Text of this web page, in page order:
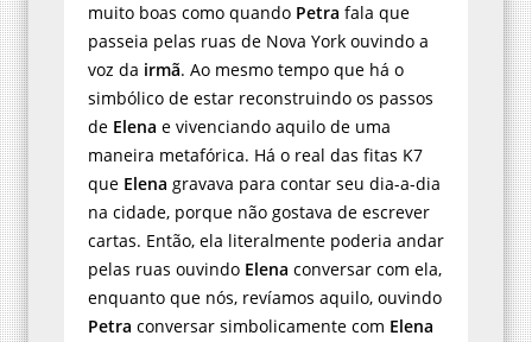
muito boas como quando Petra fala que
passeia pelas ruas de Nova York ouvindo a
voz da irmã. Ao mesmo tempo que há o
simbólico de estar reconstruindo os passos
de Elena e vivenciando aquilo de uma
maneira metafórica. Há o real das fitas K7
que Elena gravava para contar seu dia-a-dia
na cidade, porque não gostava de escrever
cartas. Então, ela literalmente poderia andar
pelas ruas ouvindo Elena conversar com ela,
enquanto que nós, revíamos aquilo, ouvindo
Petra conversar simbolicamente com Elena